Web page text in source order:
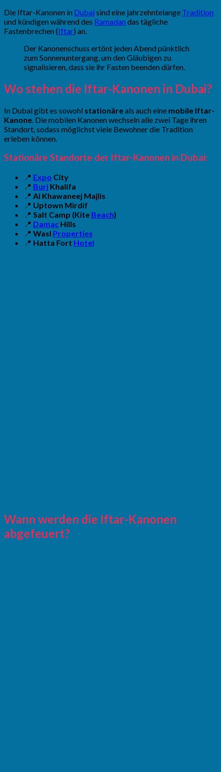
Die Iftar-Kanonen in Dubai sind eine jahrzehntelange Tradition
und kündigen während des Ramadan das tägliche
Fastenbrechen (Iftar) an.
Der Kanonenschuss ertönt jeden Abend pünktlich
zum Sonnenuntergang, um den Gläubigen zu
signalisieren, dass sie ihr Fasten beenden dürfen.
Wo stehen die Iftar-Kanonen in Dubai?
In Dubai gibt es sowohl stationäreals auch eine mobile Iftar-
Kanone . Die mobilen Kanonen wechseln alle zwei Tage ihren
Standort, sodass möglichst viele Bewohner die Tradition
erleben können.
Stationäre Standorte der Iftar-Kanonen in Dubai:
📍 Expo City
📍 Burj Khalifa
📍 Al Khawaneej Majlis
📍 Uptown Mirdif
📍 Salt Camp (Kite Beach)
📍 Damac Hills
📍 Wasl Properties
📍 Hatta Fort Hotel
Wann werden die Iftar-Kanonen
abgefeuert?